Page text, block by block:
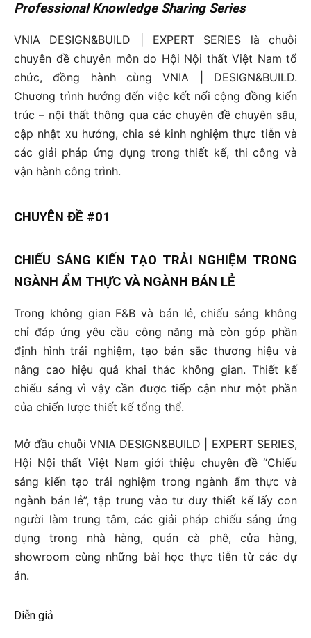
Professional Knowledge Sharing Series
VNIA DESIGN&BUILD | EXPERT SERIES là chuỗi
chuyên đề chuyên môn do Hội Nội thất Việt Nam tổ
chức, đồng hành cùng VNIA | DESIGN&BUILD.
Chương trình hướng đến việc kết nối cộng đồng kiến
trúc – nội thất thông qua các chuyên đề chuyên sâu,
cập nhật xu hướng, chia sẻ kinh nghiệm thực tiễn và
các giải pháp ứng dụng trong thiết kế, thi công và
vận hành công trình.
CHUYÊN ĐỀ #01
CHIẾU SÁNG KIẾN TẠO TRẢI NGHIỆM TRONG
NGÀNH ẨM THỰC VÀ NGÀNH BÁN LẺ
Trong không gian F&B và bán lẻ, chiếu sáng không
chỉ đáp ứng yêu cầu công năng mà còn góp phần
định hình trải nghiệm, tạo bản sắc thương hiệu và
nâng cao hiệu quả khai thác không gian. Thiết kế
chiếu sáng vì vậy cần được tiếp cận như một phần
của chiến lược thiết kế tổng thể.
Mở đầu chuỗi VNIA DESIGN&BUILD | EXPERT SERIES,
Hội Nội thất Việt Nam giới thiệu chuyên đề “Chiếu
sáng kiến tạo trải nghiệm trong ngành ẩm thực và
ngành bán lẻ”, tập trung vào tư duy thiết kế lấy con
người làm trung tâm, các giải pháp chiếu sáng ứng
dụng trong nhà hàng, quán cà phê, cửa hàng,
showroom cùng những bài học thực tiễn từ các dự
án.
Diễn giả